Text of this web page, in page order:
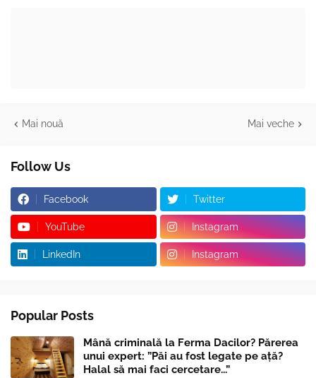
Mai nouă Mai veche
Follow Us
Facebook Twitter
YouTube Instagram
LinkedIn Instagram
Popular Posts
Mână criminală la Ferma Dacilor? Părerea
unui expert: ”Păi au fost legate pe ață?
Halal să mai faci cercetare...”